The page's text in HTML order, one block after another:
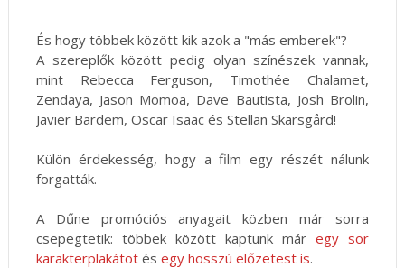
És hogy többek között kik azok a "más emberek"?
A szereplők között pedig olyan színészek vannak,
mint Rebecca Ferguson, Timothée Chalamet,
Zendaya, Jason Momoa, Dave Bautista, Josh Brolin,
Javier Bardem, Oscar Isaac és Stellan Skarsgård!
Külön érdekesség, hogy a film egy részét nálunk
forgatták.
A Dűne promóciós anyagait közben már sorra
csepegtetik: többek között kaptunk máregy sor
karakterplakátotés egy hosszú előzetest is.